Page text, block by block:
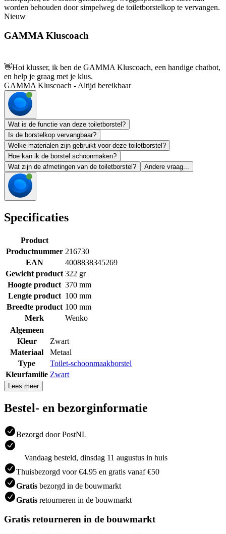
worden behouden door simpelweg de toiletborstelkop te vervangen.
Nieuw
GAMMA Kluscoach
👋Hoi klusser, ik ben de GAMMA Kluscoach, een handige chatbot,
en help je graag met je klus.
GAMMA Kluscoach - Altijd bereikbaar
Wat is de functie van deze toiletborstel?
Is de borstelkop vervangbaar?
Welke materialen zijn gebruikt voor deze toiletborstel?
Hoe kan ik de borstel schoonmaken?
Wat zijn de afmetingen van de toiletborstel?
Andere vraag...
Specificaties
Product
Productnummer 216730
EAN
4008838345269
Gewicht product 322 gr
Hoogte product 370 mm
Lengte product 100 mm
Breedte product 100 mm
Merk
Wenko
Algemeen
Kleur
Zwart
Materiaal
Metaal
Type
Toilet-schoonmaakborstel
Kleurfamilie Zwart
Lees meer
Bestel- en bezorginformatie
Bezorgd door PostNL
Vandaag besteld, dinsdag 11 augustus in huis
Thuisbezorgd voor €4.95 en gratis vanaf €50
Gratis bezorgd in de bouwmarkt
Gratis retourneren in de bouwmarkt
Gratis retourneren in de bouwmarkt